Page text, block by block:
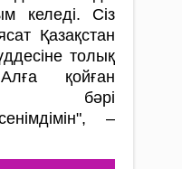
келеді. Сіз
Қазақстан
толық
қойған
бәрі
–